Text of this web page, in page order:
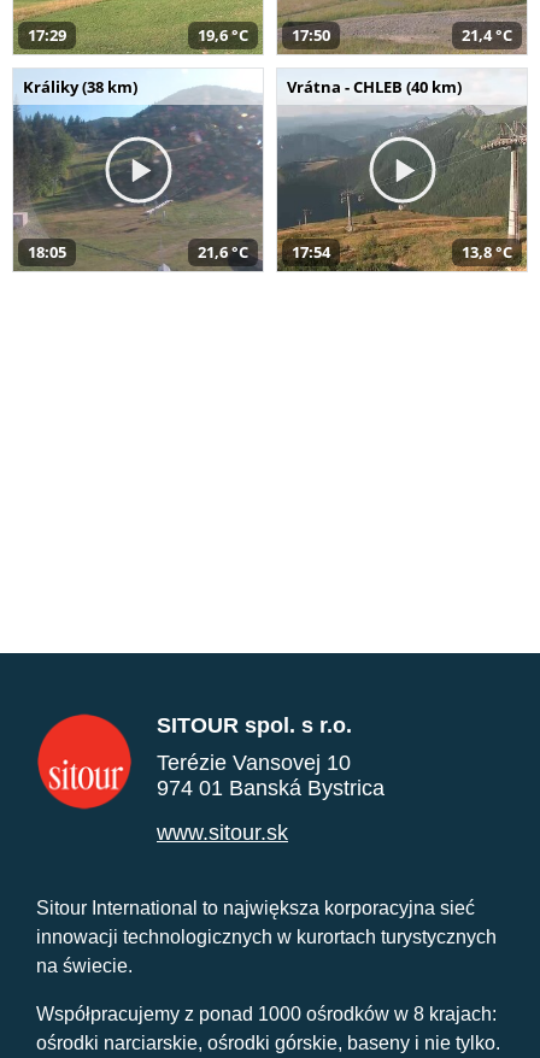
17:29 19,6 °C 17:50 21,4 °C
Králiky (38 km)
18:05 21,6 °C
Vrátna - CHLEB (40 km)
17:54 13,8 °C
SITOUR spol. s r.o.
Terézie Vansovej 10
974 01 Banská Bystrica
www.sitour.sk
Sitour International to największa korporacyjna sieć
innowacji technologicznych w kurortach turystycznych
na świecie.
Współpracujemy z ponad 1000 ośrodków w 8 krajach:
ośrodki narciarskie, ośrodki górskie, baseny i nie tylko.